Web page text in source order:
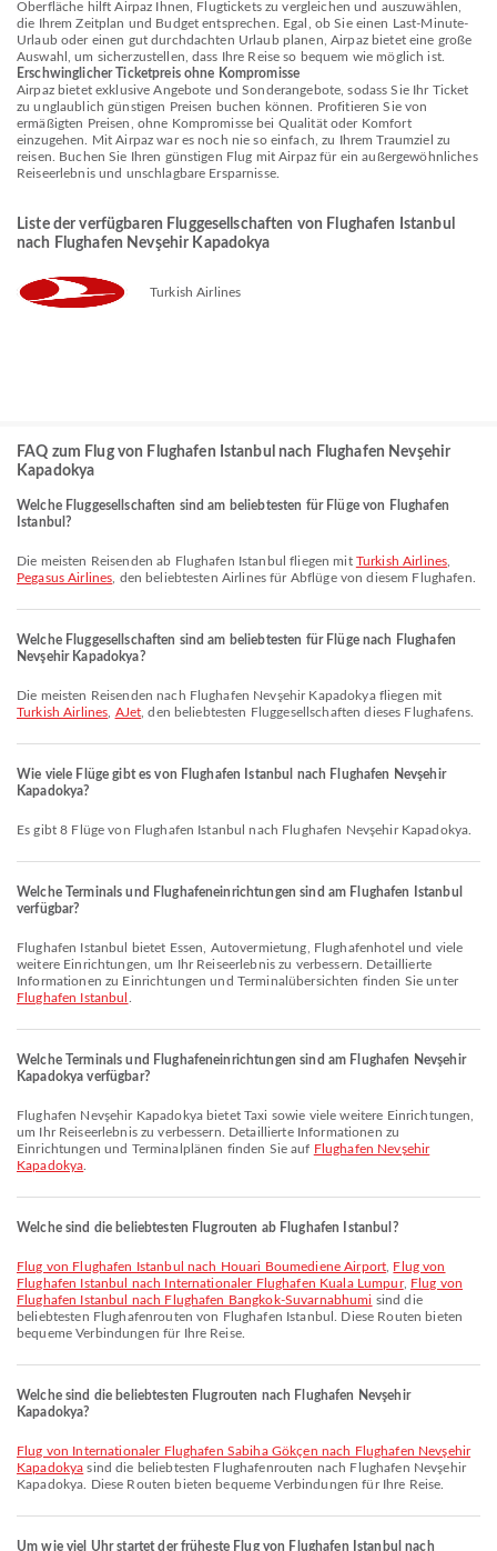
Oberfläche hilft Airpaz Ihnen, Flugtickets zu vergleichen und auszuwählen,
die Ihrem Zeitplan und Budget entsprechen. Egal, ob Sie einen Last-Minute-
Urlaub oder einen gut durchdachten Urlaub planen, Airpaz bietet eine große
Auswahl, um sicherzustellen, dass Ihre Reise so bequem wie möglich ist.
Erschwinglicher Ticketpreis ohne Kompromisse
Airpaz bietet exklusive Angebote und Sonderangebote, sodass Sie Ihr Ticket
zu unglaublich günstigen Preisen buchen können. Profitieren Sie von
ermäßigten Preisen, ohne Kompromisse bei Qualität oder Komfort
einzugehen. Mit Airpaz war es noch nie so einfach, zu Ihrem Traumziel zu
reisen. Buchen Sie Ihren günstigen Flug mit Airpaz für ein außergewöhnliches
Reiseerlebnis und unschlagbare Ersparnisse.
Liste der verfügbaren Fluggesellschaften von Flughafen Istanbul
nach Flughafen Nevşehir Kapadokya
Turkish Airlines
FAQ zum Flug von Flughafen Istanbul nach Flughafen Nevşehir
Kapadokya
Welche Fluggesellschaften sind am beliebtesten für Flüge von Flughafen
Istanbul?
Die meisten Reisenden ab Flughafen Istanbul fliegen mit Turkish Airlines
Pegasus Airlines , den beliebtesten Airlines für Abflüge von diesem Flughafen.
Welche Fluggesellschaften sind am beliebtesten für Flüge nach Flughafen
Nevşehir Kapadokya?
Die meisten Reisenden nach Flughafen Nevşehir Kapadokya fliegen mit
Turkish Airlines AJet , den beliebtesten Fluggesellschaften dieses Flughafens.
Wie viele Flüge gibt es von Flughafen Istanbul nach Flughafen Nevşehir
Kapadokya?
Es gibt 8 Flüge von Flughafen Istanbul nach Flughafen Nevşehir Kapadokya.
Welche Terminals und Flughafeneinrichtungen sind am Flughafen Istanbul
verfügbar?
Flughafen Istanbul bietet Essen, Autovermietung, Flughafenhotel und viele
weitere Einrichtungen, um Ihr Reiseerlebnis zu verbessern. Detaillierte
Informationen zu Einrichtungen und Terminalübersichten finden Sie unter
Flughafen Istanbul
Welche Terminals und Flughafeneinrichtungen sind am Flughafen Nevşehir
Kapadokya verfügbar?
Flughafen Nevşehir Kapadokya bietet Taxi sowie viele weitere Einrichtungen,
um Ihr Reiseerlebnis zu verbessern. Detaillierte Informationen zu
Einrichtungen und Terminalplänen finden Sie auf Flughafen Nevşehir
Kapadokya
Welche sind die beliebtesten Flugrouten ab Flughafen Istanbul?
Flug von Flughafen Istanbul nach Houari Boumediene Airport Flug von
Flughafen Istanbul nach Internationaler Flughafen Kuala Lumpur, Flug von
Flughafen Istanbul nach Flughafen Bangkok-Suvarnabhumi sind die
beliebtesten Flughafenrouten von Flughafen Istanbul. Diese Routen bieten
bequeme Verbindungen für Ihre Reise.
Welche sind die beliebtesten Flugrouten nach Flughafen Nevşehir
Kapadokya?
Flug von Internationaler Flughafen Sabiha Gökçen nach Flughafen Nevşehir
Kapadokya sind die beliebtesten Flughafenrouten nach Flughafen Nevşehir
Kapadokya. Diese Routen bieten bequeme Verbindungen für Ihre Reise.
Um wie viel Uhr startet der früheste Flug von Flughafen Istanbul nach